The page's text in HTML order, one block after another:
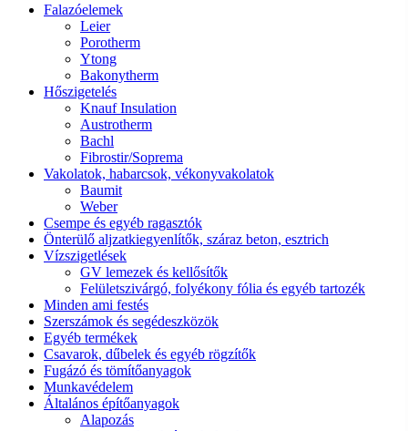
Falazóelemek
Leier
Porotherm
Ytong
Bakonytherm
Hőszigetelés
Knauf Insulation
Austrotherm
Bachl
Fibrostir/Soprema
Vakolatok, habarcsok, vékonyvakolatok
Baumit
Weber
Csempe és egyéb ragasztók
Önterülő aljzatkiegyenlítők, száraz beton, esztrich
Vízszigetlések
GV lemezek és kellősítők
Felületszivárgó, folyékony fólia és egyéb tartozék
Minden ami festés
Szerszámok és segédeszközök
Egyéb termékek
Csavarok, dűbelek és egyéb rögzítők
Fugázó és tömítőanyagok
Munkavédelem
Általános építőanyagok
Alapozás